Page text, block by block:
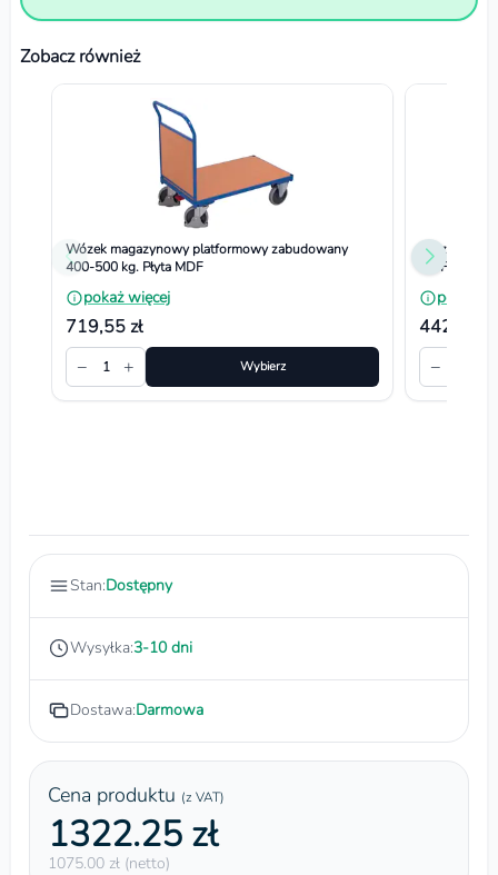
Zobacz również
Wózek magazynowy platformowy zabudowany
400-500 kg. Płyta MDF
pokaż więcej
719,55 zł
−
1 + Wybierz
Wózek
MDF
pokaż
442,80 zł
−
Stan:Dostępny
Wysyłka:3-10 dni
Dostawa:Darmowa
Cena produktu (z VAT)
1322.25 zł
1075.00 zł (netto)